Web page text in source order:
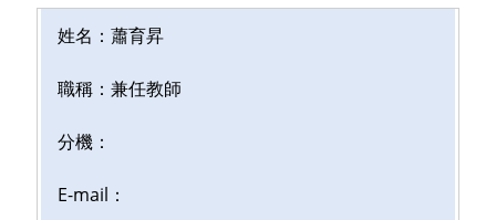
姓名： 蕭育昇
職稱： 兼任教師
分機：
E-mail：